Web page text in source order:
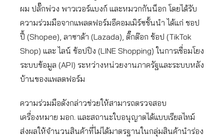
ผม ปลั๊กพ่วง พาวเวอร์แบงก์ และหมวกกันน็อก โดยได้รับ
ความร่วมมือจากแพลตฟอร์มอีคอมเมิร์ซชั้นนำ ได้แก่ ชอป
ปี้ (Shopee), ลาซาด้า (Lazada), ติ๊กต๊อก ช้อป (TikTok
Shop) และ ไลน์ ช้อปปิง (LINE Shopping) ในการเชื่อมโยง
ระบบข้อมูล (API) ระหว่างหน่วยงานภาครัฐและระบบหลัง
บ้านของแพลตฟอร์ม
ความร่วมมือดังกล่าวช่วยให้สามารถตรวจสอบ
เครื่องหมาย มอก. และสถานะใบอนุญาตได้แบบเรียลไทม์
ส่งผลให้จำนวนสินค้าที่ไม่ได้มาตรฐานในกลุ่มสินค้านำร่อง